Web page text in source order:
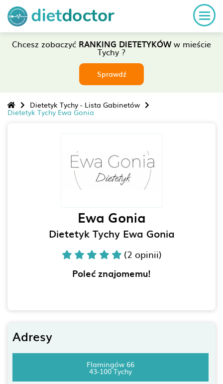
Chcesz zobaczyć RANKING DIETETYKÓWw mieście
Tychy ?
Sprawdź
Dietetyk Tychy - Lista Gabinetów
Dietetyk Tychy Ewa Gonia
Ewa Gonia
Dietetyk Tychy Ewa Gonia
(2 opinii)
Poleć znajomemu!
Adresy
Flamingów 66
43-100 Tychy